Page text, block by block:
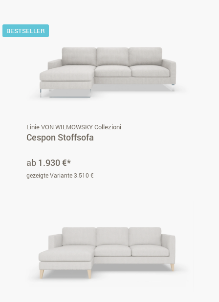
BESTSELLER
Linie VON WILMOWSKY Collezioni
Cespon Stoffsofa
ab 1.930 €*
gezeigte Variante 3.510 €